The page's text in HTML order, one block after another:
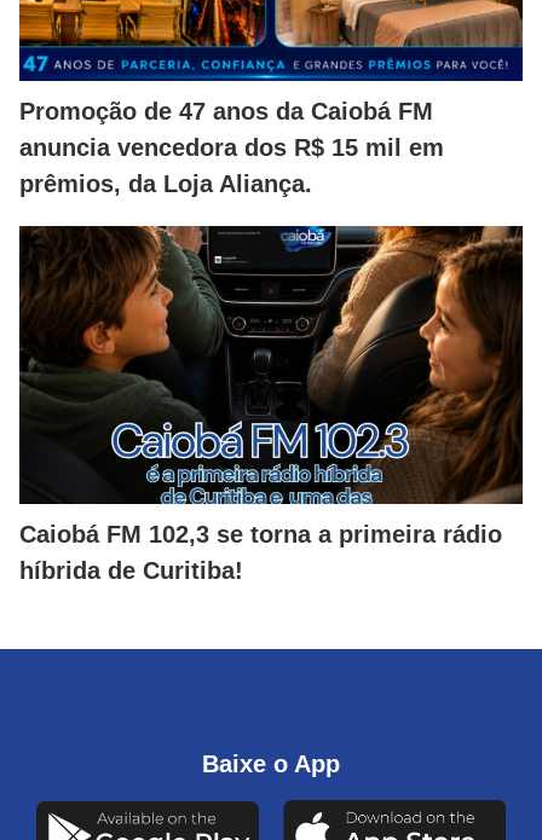
Promoção de 47 anos da Caiobá FM
anuncia vencedora dos R$ 15 mil em
prêmios, da Loja Aliança.
Caiobá FM 102,3 se torna a primeira rádio
híbrida de Curitiba!
Baixe o App